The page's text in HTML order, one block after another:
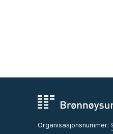
Organisasjonsnummer: